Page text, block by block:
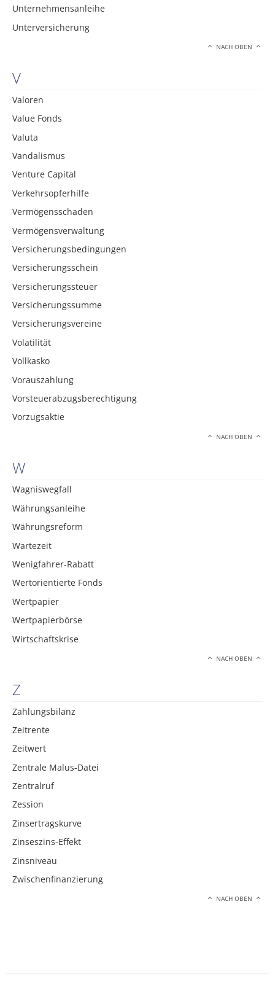
Unternehmensanleihe
Unterversicherung
NACH OBEN
V
Valoren
Value Fonds
Valuta
Vandalismus
Venture Capital
Verkehrsopferhilfe
Vermögensschaden
Vermögensverwaltung
Versicherungsbedingungen
Versicherungsschein
Versicherungssteuer
Versicherungssumme
Versicherungsvereine
Volatilität
Vollkasko
Vorauszahlung
Vorsteuerabzugsberechtigung
Vorzugsaktie
NACH OBEN
W
Wagniswegfall
Währungsanleihe
Währungsreform
Wartezeit
Wenigfahrer-Rabatt
Wertorientierte Fonds
Wertpapier
Wertpapierbörse
Wirtschaftskrise
NACH OBEN
Z
Zahlungsbilanz
Zeitrente
Zeitwert
Zentrale Malus-Datei
Zentralruf
Zession
Zinsertragskurve
Zinseszins-Effekt
Zinsniveau
Zwischenfinanzierung
NACH OBEN